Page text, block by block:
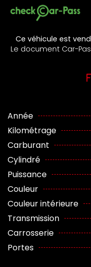
Ce véhicule est
Le document Car-
Année
Kilométrage
Carburant
Cylindré
Puissance
Couleur
Couleur intérieure
Transmission
Carrosserie
Portes